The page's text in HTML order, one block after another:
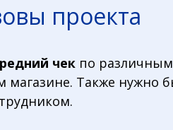
проекта
чек по
магазине. Также нужно